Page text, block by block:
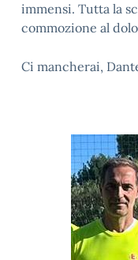
immensi. Tutta la
commozione al
Ci mancherai,